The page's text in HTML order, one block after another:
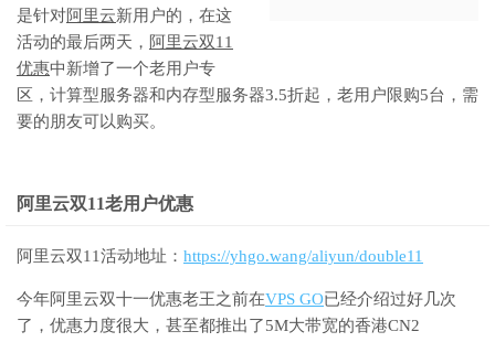
是针对阿里云新用户的，在这
活动的最后两天， 阿里云双11
优惠中新增了一个老用户专
区，计算型服务器和内存型服务器3.5折起，老用户限购5台，需
要的朋友可以购买。
阿里云双11老用户优惠
阿里云双11活动地址： https://yhgo.wang/aliyun/double11
今年阿里云双十一优惠老王之前在VPS GO已经介绍过好几次
了，优惠力度很大，甚至都推出了5M大带宽的香港CN2